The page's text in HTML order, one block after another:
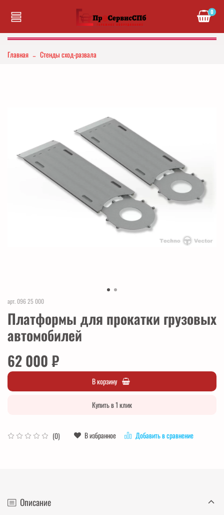
0
Главная Стенды сход-развала
арт.096 25 000
Платформы для прокатки грузовых
автомобилей
(0) В избранное Добавить в сравнение
62 000 ₽
В корзину
Купить в 1 клик
Описание